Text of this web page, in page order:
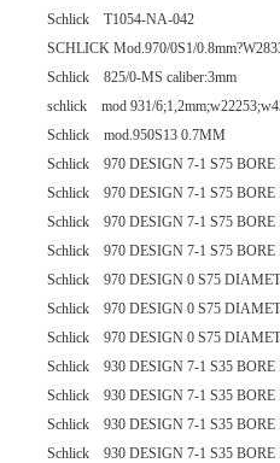
Schlick T1054-NA-042
SCHLICK Mod.970/0S1/
Schlick 825/0-MS caliber:3mm
schlick mod 931/
Schlick mod.950S13 0.7MM
Schlick 970 DESIGN 7-1 S75
Schlick 970 DESIGN 7-1 S75
Schlick 970 DESIGN 7-1 S75
Schlick 970 DESIGN 7-1 S75
Schlick 970 DESIGN 0 S75
Schlick 970 DESIGN 0 S75
Schlick 970 DESIGN 0 S75
Schlick 930 DESIGN 7-1 S35
Schlick 930 DESIGN 7-1 S35
Schlick 930 DESIGN 7-1 S35
Schlick 930 DESIGN 7-1 S35